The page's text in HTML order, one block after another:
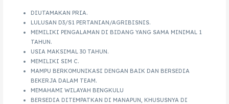
DIUTAMAKAN PRIA.
LULUSAN D3/S1 PERTANIAN/AGRIBISNIS.
MEMILIKI PENGALAMAN DI BIDANG YANG SAMA MINIMAL 1
TAHUN.
USIA MAKSIMAL 30 TAHUN.
MEMILIKI SIM C.
MAMPU BERKOMUNIKASI DENGAN BAIK DAN BERSEDIA
BEKERJA DALAM TEAM.
MEMAHAMI WILAYAH BENGKULU
BERSEDIA DITEMPATKAN DI MANAPUN, KHUSUSNYA DI